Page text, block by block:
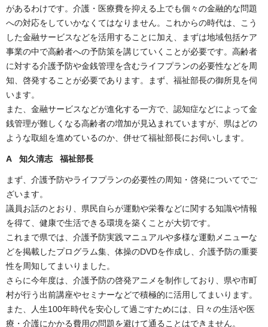
があるわけです。介護・医療費を抑える上でも個々の金融的な問題
への対応をしていかなくてはなりません。これからの時代は、こう
した金融サービスなどを活用することに加え、まずは地域包括ケア
事業の中で高齢者への予防策を講じていくことが必要です。高齢者
に対する介護予防や金銭管理を含むライフプランの必要性などを周
知、啓発することが必要であります。まず、福祉部長の御所見を伺
います。
また、金融サービスなどが進化する一方で、認知症などによって金
銭管理が難しくなる高齢者の増加が見込まれていますが、県はどの
ような取組を進めているのか、併せて福祉部長にお伺いします。
A 知久清志 福祉部長
まず、介護予防やライフプランの必要性の周知・啓発についてでご
ざいます。
議員お話のとおり、県民自らが運動や栄養などに関する知識や情報
を得て、健康で生活できる環境を築くことが大切です。
これまで県では、介護予防実践マニュアルや多様な運動メニューな
どを掲載したプログラム集、体操のDVDを作成し、介護予防の重要
性を周知してまいりました。
さらに今年度は、介護予防の啓発アニメを制作しており、県や市町
村が行う出前講座やセミナーなどで積極的に活用してまいります。
また、人生100年時代を安心して過ごすためには、日々の生活や医
療・介護にかかる費用の問題を避けて通ることはできません。